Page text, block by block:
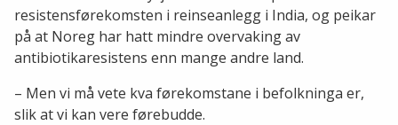
resistensførekomsten i reinseanlegg i India, og peikar
på at Noreg har hatt mindre overvaking av
antibiotikaresistens enn mange andre land.
– Men vi må vete kva førekomstane i befolkninga er,
slik at vi kan vere førebudde.